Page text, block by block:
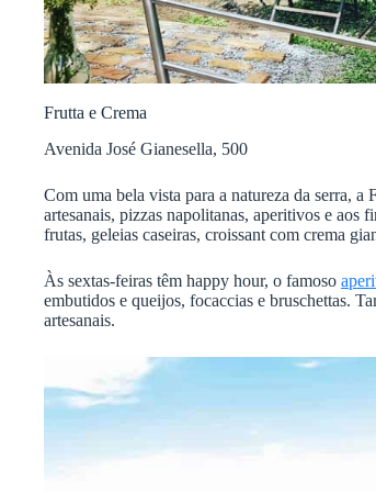
Frutta e Crema
Avenida José Gianesella, 500
Com uma bela vista para a natureza da serra,
artesanais, pizzas napolitanas, aperitivos e aos
frutas, geleias caseiras, croissant com crema
Às sextas-feiras têm happy hour, o famoso
embutidos e queijos, focaccias e bruschettas.
artesanais.